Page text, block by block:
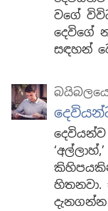
වගේ
දෙවිගේ
සඳහන්
දෙවියන්ව